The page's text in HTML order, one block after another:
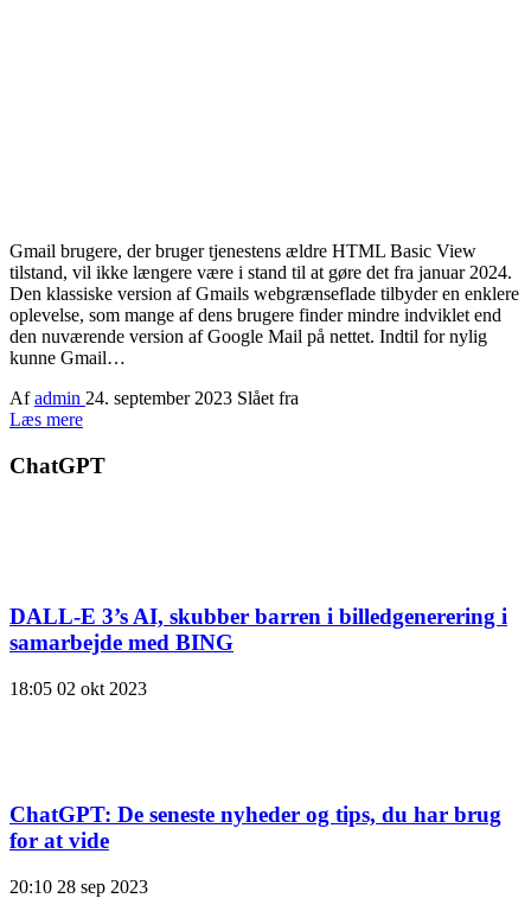
Gmail brugere, der bruger tjenestens ældre HTML Basic View
tilstand, vil ikke længere være i stand til at gøre det fra januar 2024.
Den klassiske version af Gmails webgrænseflade tilbyder en enklere
oplevelse, som mange af dens brugere finder mindre indviklet end
den nuværende version af Google Mail på nettet. Indtil for nylig
kunne Gmail…
Af admin 24. september 2023 Slået fra
Læs mere
ChatGPT
DALL-E 3’s AI, skubber barren i billedgenerering i
samarbejde med BING
18:05 02 okt 2023
ChatGPT: De seneste nyheder og tips, du har brug
for at vide
20:10 28 sep 2023